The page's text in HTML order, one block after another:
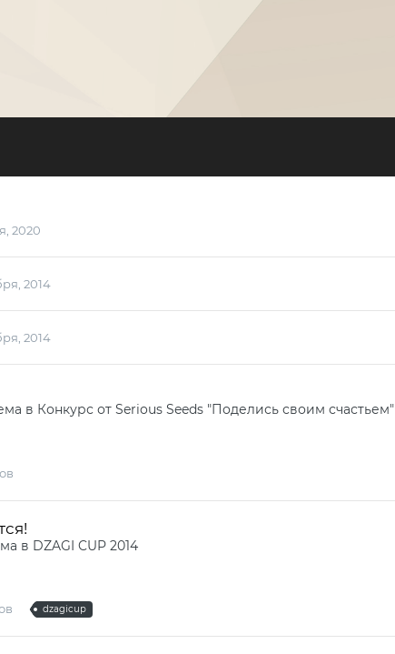
2020
2014
2014
в Конкурс от Serious Seeds "Поделись своим счастьем"
в DZAGI CUP 2014
dzagicup